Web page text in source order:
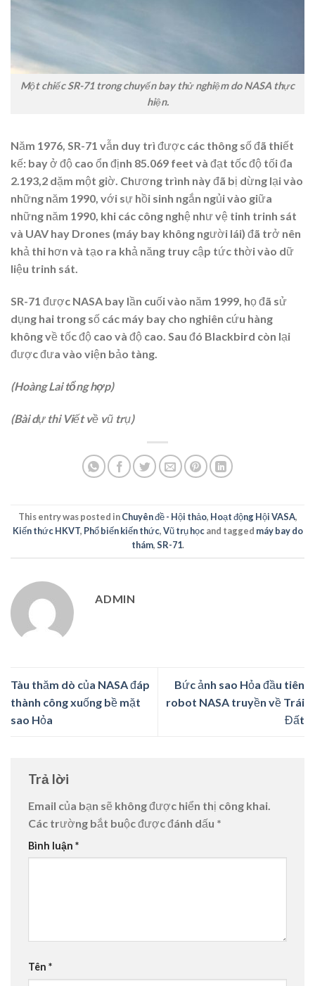
Một chiếc SR-71 trong chuyến bay thử nghiệm do NASA thực
hiện.
Năm 1976, SR-71 vẫn duy trì được các thông số đã thiết
kế: bay ở độ cao ổn định 85.069 feet và đạt tốc độ tối đa
2.193,2 dặm một giờ. Chương trình này đã bị dừng lại vào
những năm 1990, với sự hồi sinh ngắn ngủi vào giữa
những năm 1990, khi các công nghệ như vệ tinh trinh sát
và UAV hay Drones (máy bay không người lái) đã trở nên
khả thi hơn và tạo ra khả năng truy cập tức thời vào dữ
liệu trinh sát.
SR-71 được NASA bay lần cuối vào năm 1999, họ đã sử
dụng hai trong số các máy bay cho nghiên cứu hàng
không về tốc độ cao và độ cao. Sau đó Blackbird còn lại
được đưa vào viện bảo tàng.
(Hoàng Lai tổng hợp)
(Bài dự thi Viết về vũ trụ)
This entry was posted inChuyên đề - Hội thảo, Hoạt động Hội VASA,
Kiến thức HKVT, Phổ biến kiến thức,Vũ trụ họcand tagged máy bay do
thám,SR-71.
ADMIN
Tàu thăm dò của NASA đáp
thành công xuống bề mặt
sao Hỏa
Bức ảnh sao Hỏa đầu tiên
robot NASA truyền về Trái
Đất
Trả lời
Email của bạn sẽ không được hiển thị công khai.
Các trường bắt buộc được đánh dấu *
Bình luận *
Tên *